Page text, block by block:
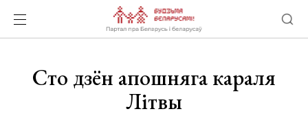
Сто дзён апошняга караля
Літвы